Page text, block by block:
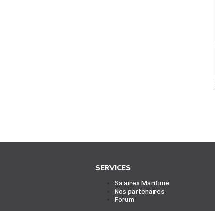
SERVICES
Salaires Maritime
Nos partenaires
Forum